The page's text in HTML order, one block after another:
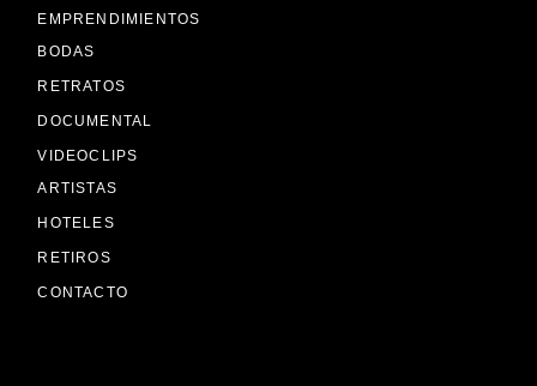
EMPRENDIMIENTOS
BODAS
RETRATOS
DOCUMENTAL
VIDEOCLIPS
ARTISTAS
HOTELES
RETIROS
CONTACTO